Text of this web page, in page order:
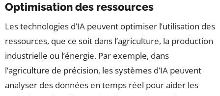
Optimisation des ressources
Les technologies d’IA peuvent optimiser l’utilisation des
ressources, que ce soit dans l’agriculture, la production
industrielle ou l’énergie. Par exemple, dans
l’agriculture de précision, les systèmes d’IA peuvent
analyser des données en temps réel pour aider les